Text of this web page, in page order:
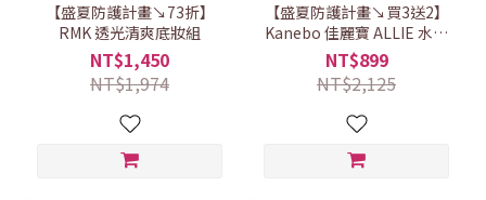
【盛夏防護計畫↘73折】
RMK 透光清爽底妝組
NT$1,450
NT$1,974
【盛夏防護計畫↘買3送2】
Kanebo 佳麗寶 ALLIE 水感
防護輕巧囤貨組
NT$899
NT$2,125